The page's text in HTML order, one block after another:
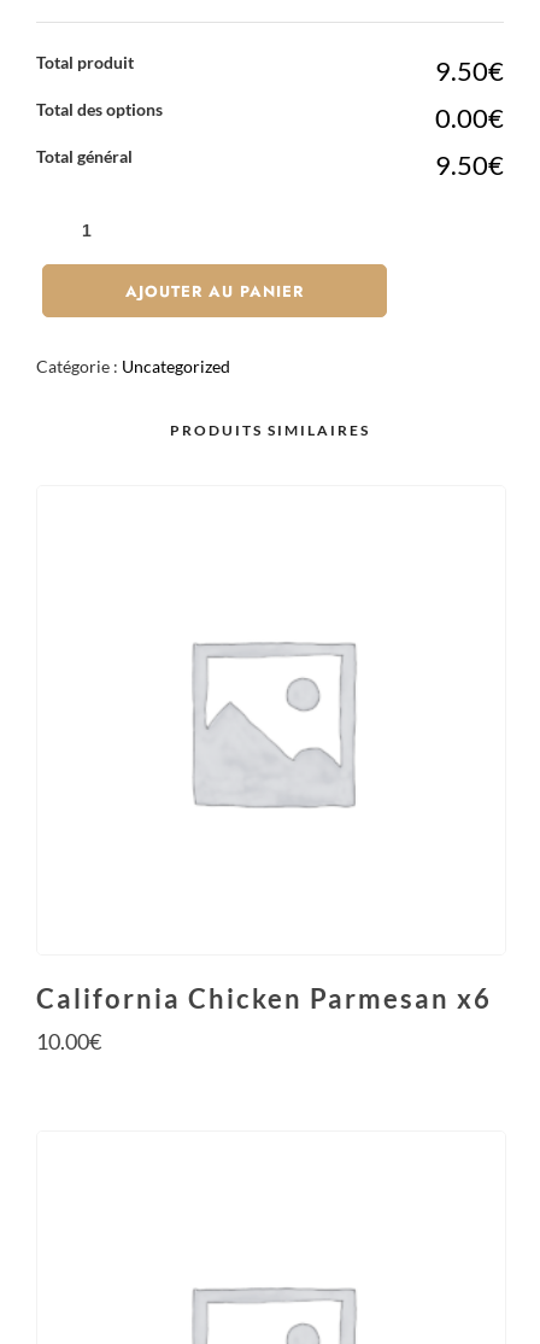
Total produit 9.50€
Total des options 0.00€
Total général 9.50€
LITCHI
AJOUTER AU PANIER
Catégorie : Uncategorized
PRODUITS SIMILAIRES
California Chicken Parmesan x6
10.00€